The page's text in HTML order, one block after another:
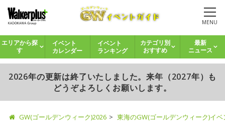
MENU
エリアから探
す
イベント
カレンダー
イベント
ランキング
カテゴリ別
おすすめ
最新
ニュース
2026年の更新は終了いたしました。来年（2027年）も
どうぞよろしくお願いします。
GW(ゴールデンウィーク)2026 東海のGW(ゴールデンウィーク)イ